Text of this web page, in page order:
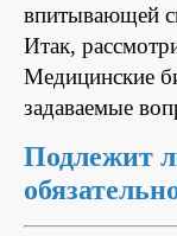
впитывающей
Итак,
Медицинские
задаваемые
Подлежит